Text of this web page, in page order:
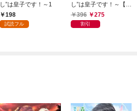
し”は皇子です！～1
198
試読フル
し”は皇子です！～【合
本版】1
396 275
割引